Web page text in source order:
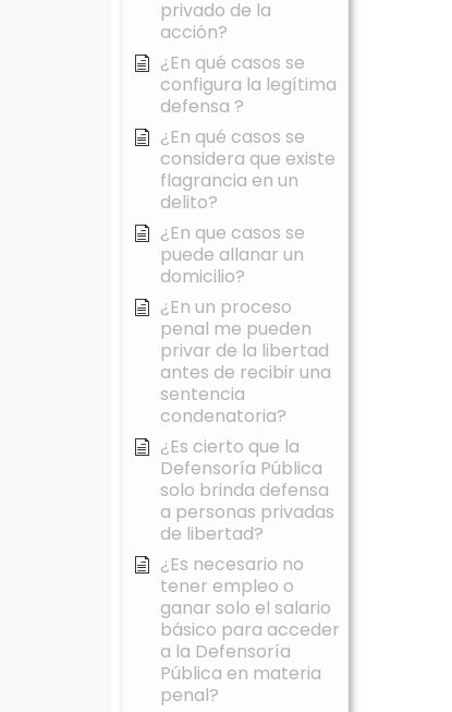
privado de la
acción?
¿En qué casos se
configura la legítima
defensa ?
¿En qué casos se
considera que existe
flagrancia en un
delito?
¿En que casos se
puede allanar un
domicilio?
¿En un proceso
penal me pueden
privar de la libertad
antes de recibir una
sentencia
condenatoria?
¿Es cierto que la
Defensoría Pública
solo brinda defensa
a personas privadas
de libertad?
¿Es necesario no
tener empleo o
ganar solo el salario
básico para acceder
a la Defensoría
Pública en materia
penal?